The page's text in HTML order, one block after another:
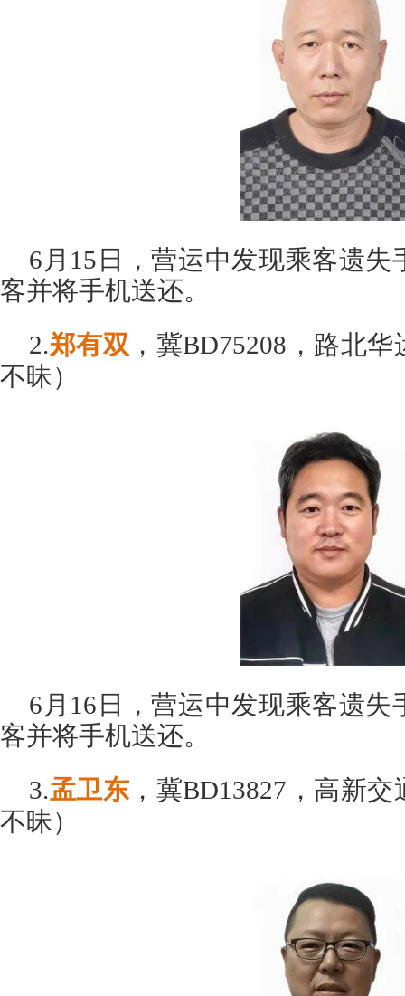
6月15日，营运中发现乘客遗
客并将手机送还。
2.郑有双 ，冀BD75208，路北
不昧）
6月16日，营运中发现乘客遗
客并将手机送还。
3.孟卫东 ，冀BD13827，高新
不昧）